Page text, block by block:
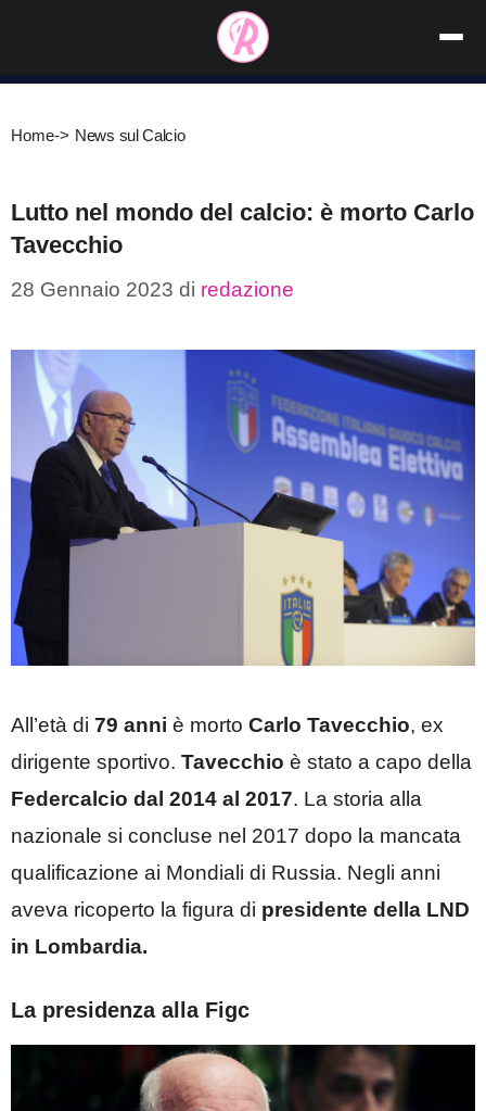
contenuto
Home-> News sul Calcio
Lutto nel mondo del calcio: è morto Carlo
Tavecchio
28 Gennaio 2023 di redazione
All’età di 79 anni è morto Carlo Tavecchio, ex
dirigente sportivo. Tavecchio è stato a capo della
Federcalcio dal 2014 al 2017. La storia alla
nazionale si concluse nel 2017 dopo la mancata
qualificazione ai Mondiali di Russia. Negli anni
aveva ricoperto la figura di presidente della LND
in Lombardia.
La presidenza alla Figc